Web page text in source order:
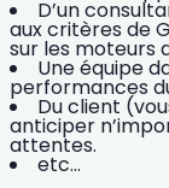
D’un
aux critères de
sur les moteurs
Une équipe
performances
Du client
anticiper
attentes.
etc…